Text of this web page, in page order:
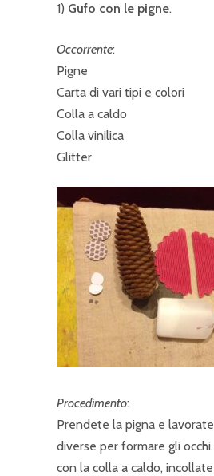
1) Gufo con le pigne.
Occorrente:
Pigne
Carta di vari tipi e colori
Colla a caldo
Colla vinilica
Glitter
Procedimento:
Prendete la pigna e
diverse per formare gli
con la colla a caldo,